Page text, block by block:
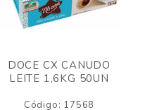
DOCE CX CANUDO
LEITE 1,6KG 50UN
Código: 17568